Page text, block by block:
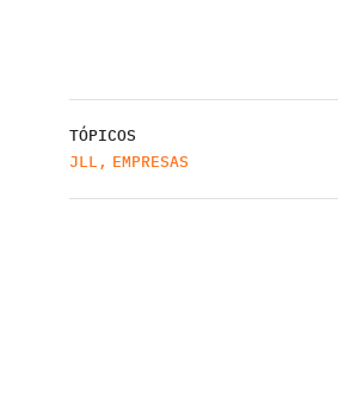
TÓPICOS
JLL , EMPRESAS